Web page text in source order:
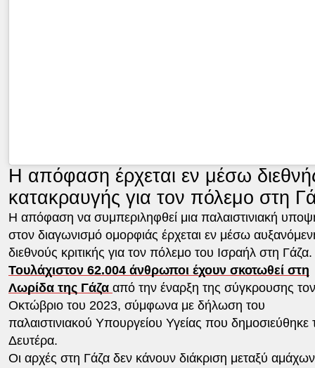
Η απόφαση έρχεται εν μέσω
κατακραυγής για τον πόλεμο στη
Η απόφαση να συμπεριληφθεί μια παλαιστινιακή
στον διαγωνισμό ομορφιάς έρχεται εν μέσω
διεθνούς κριτικής για τον πόλεμο του Ισραήλ στη Γάζα.
Τουλάχιστον 62.004 άνθρωποι έχουν σκοτωθεί στη
Λωρίδα της Γάζα από την έναρξη της σύγκρουσης τον
Οκτώβριο του 2023, σύμφωνα με δήλωση του
παλαιστινιακού Υπουργείου Υγείας που δημοσιεύθηκε
Δευτέρα.
Οι αρχές στη Γάζα δεν κάνουν διάκριση μεταξύ αμάχων